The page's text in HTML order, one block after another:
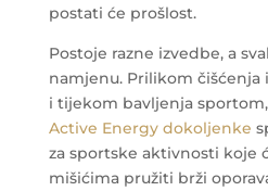
postati će prošlost.
Postoje razne izvedbe, a
namjenu. Prilikom čišćenja
i tijekom bavljenja
Active Energy dokoljenke
za sportske aktivnosti koje
mišićima pružiti brži